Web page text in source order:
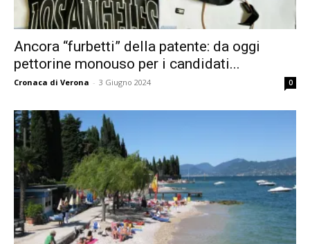
Ancora “furbetti” della patente: da oggi
pettorine monouso per i candidati...
Cronaca di Verona - 3 Giugno 2024 0